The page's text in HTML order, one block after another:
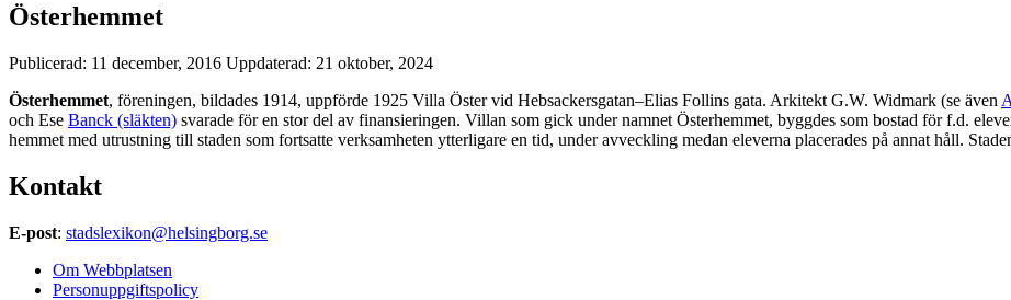
Österhemmet
Publicerad: 11 december, 2016 Uppdaterad: 21 oktober, 2024
Österhemmet, föreningen, bildades 1914, uppförde 1925 Villa Öster vid Hebsackersgatan–Elias Follins gata. Arkitekt G.W. Widmark (se även
och Ese Banck (släkten) svarade för en stor del av finansieringen. Villan som gick under namnet Österhemmet, byggdes som bostad för f.d.
hemmet med utrustning till staden som fortsatte verksamheten ytterligare en tid, under avveckling medan eleverna placerades på annat håll.
Kontakt
E-post: stadslexikon@helsingborg.se
Om Webbplatsen
Personuppgiftspolicy